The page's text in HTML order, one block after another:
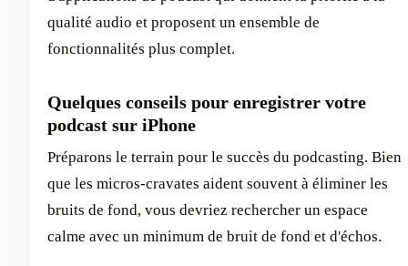
qualité audio et proposent un ensemble de
fonctionnalités plus complet.
Quelques conseils pour enregistrer votre
podcast sur iPhone
Préparons le terrain pour le succès du podcasting. Bien
que les micros-cravates aident souvent à éliminer les
bruits de fond, vous devriez rechercher un espace
calme avec un minimum de bruit de fond et d'échos.